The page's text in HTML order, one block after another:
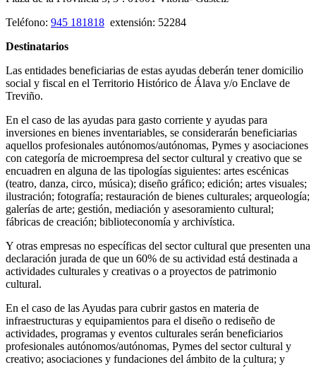
Teléfono: 945 181818 extensión: 52284
Destinatarios
Las entidades beneficiarias de estas ayudas deberán tener domicilio
social y fiscal en el Territorio Histórico de Álava y/o Enclave de
Treviño.
En el caso de las ayudas para gasto corriente y ayudas para
inversiones en bienes inventariables, se considerarán beneficiarias
aquellos profesionales autónomos/autónomas, Pymes y asociaciones
con categoría de microempresa del sector cultural y creativo que se
encuadren en alguna de las tipologías siguientes: artes escénicas
(teatro, danza, circo, música); diseño gráfico; edición; artes visuales;
ilustración; fotografía; restauración de bienes culturales; arqueología;
galerías de arte; gestión, mediación y asesoramiento cultural;
fábricas de creación; biblioteconomía y archivística.
Y otras empresas no específicas del sector cultural que presenten una
declaración jurada de que un 60% de su actividad está destinada a
actividades culturales y creativas o a proyectos de patrimonio
cultural.
En el caso de las Ayudas para cubrir gastos en materia de
infraestructuras y equipamientos para el diseño o rediseño de
actividades, programas y eventos culturales serán beneficiarios
profesionales autónomos/autónomas, Pymes del sector cultural y
creativo; asociaciones y fundaciones del ámbito de la cultura; y